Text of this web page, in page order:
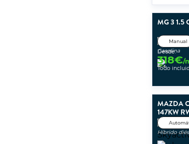
MG 3 1.5
Manual
Gasolina
Desde:
318€/
Todo
MAZDA
147KW
Híbrido